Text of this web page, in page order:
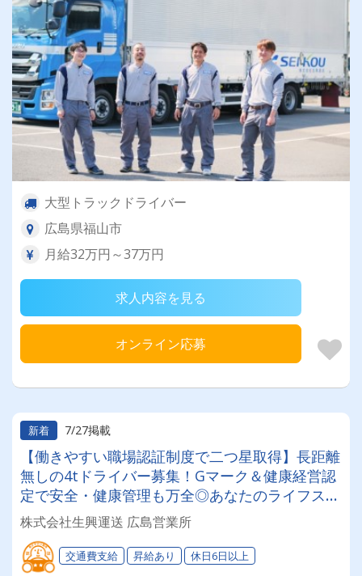
大型トラックドライバー
広島県福山市
月給32万円～37万円
求人内容を見る
オンライン応募
新着 7/27掲載
【働きやすい職場認証制度で二つ星取得】長距離
無しの4tドライバー募集！Gマーク＆健康経営認
定で安全・健康管理も万全◎あなたのライフステ
ージに合わせて「選べる働き方」が魅力の安定企
業！
株式会社生興運送 広島営業所
交通費支給 昇給あり 休日6日以上